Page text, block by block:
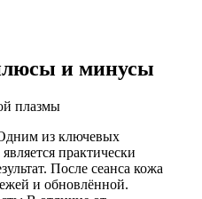
и минусы
плазмы
из ключевых
практически
После сеанса кожа
и обновлённой.